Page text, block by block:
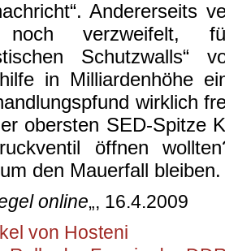
Andererseits
noch verzweifelt,
Schutzwalls“
in Milliardenhöhe
wirklich
obersten SED-Spitze
öffnen
den Mauerfall bleiben.
online„, 16.4.2009
von Hosteni